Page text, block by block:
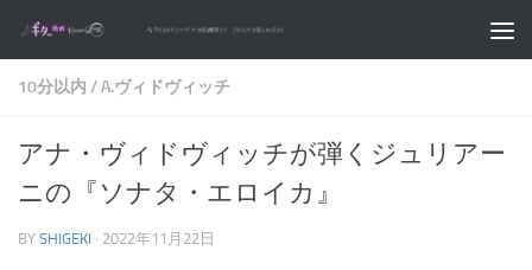
コンテンツへスキップ
10分以内 /A.ヴィドヴィッチ
アナ・ヴィドヴィッチが弾くジュリアー
ニの『ソナタ・エロイカ』
BY SHIGEKI · 2022年11月22日